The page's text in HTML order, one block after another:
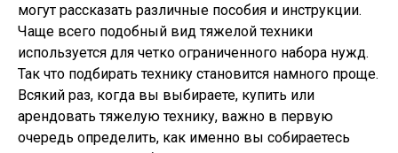
могут рассказать различные пособия и инструкции.
Чаще всего подобный вид тяжелой техники
используется для четко ограниченного набора нужд.
Так что подбирать технику становится намного проще.
Всякий раз, когда вы выбираете, купить или
арендовать тяжелую технику, важно в первую
очередь определить, как именно вы собираетесь